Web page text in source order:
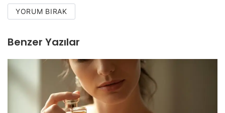
YORUM BIRAK
Benzer Yazılar